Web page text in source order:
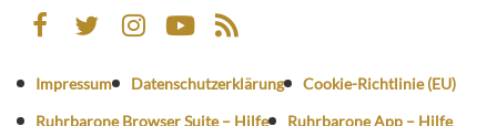
Impressum Datenschutzerklärung
Cookie-Richtlinie (EU)
Ruhrbarone Browser Suite – Hilfe
Ruhrbarone App – Hilfe